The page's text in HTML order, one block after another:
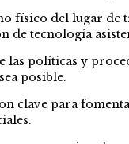
físico del lugar
de tecnología
las políticas y
posible.
clave para